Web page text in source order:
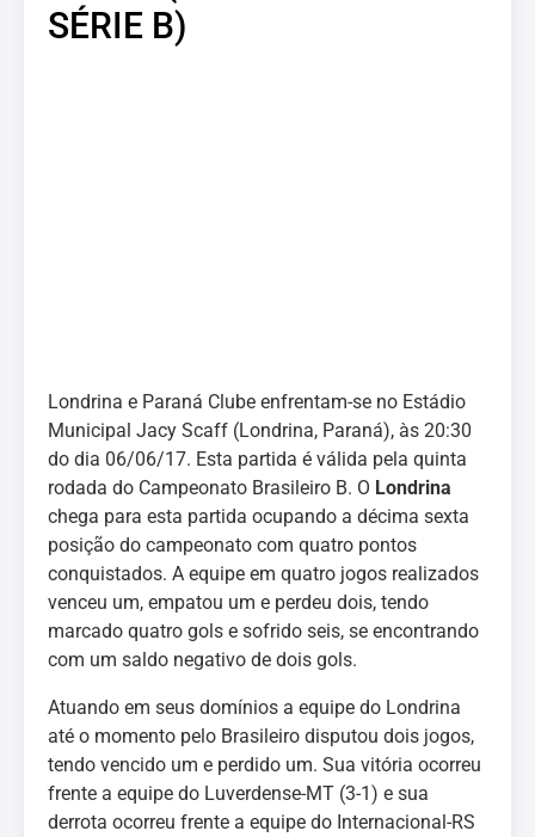
SÉRIE B)
Londrina e Paraná Clube enfrentam-se no Estádio
Municipal Jacy Scaff (Londrina, Paraná), às 20:30
do dia 06/06/17. Esta partida é válida pela quinta
rodada do Campeonato Brasileiro B. O Londrina
chega para esta partida ocupando a décima sexta
posição do campeonato com quatro pontos
conquistados. A equipe em quatro jogos realizados
venceu um, empatou um e perdeu dois, tendo
marcado quatro gols e sofrido seis, se encontrando
com um saldo negativo de dois gols.
Atuando em seus domínios a equipe do Londrina
até o momento pelo Brasileiro disputou dois jogos,
tendo vencido um e perdido um. Sua vitória ocorreu
frente a equipe do Luverdense-MT (3-1) e sua
derrota ocorreu frente a equipe do Internacional-RS